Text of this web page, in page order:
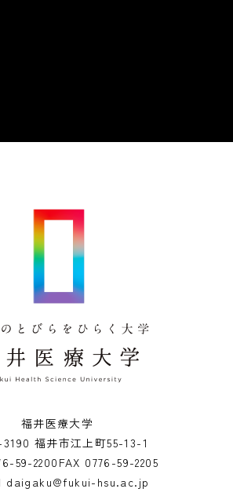
福井医療大学
3190 福井市江上町55-13-1
59-2200FAX 0776-59-2205
daigaku@fukui-hsu.ac.jp